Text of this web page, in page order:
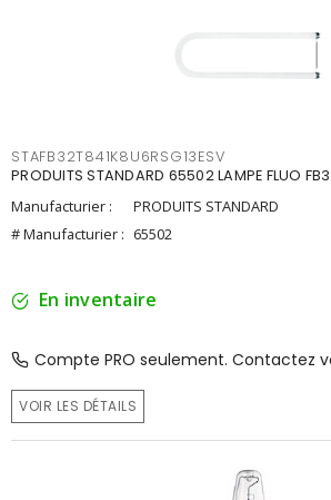
STAFB32T841K8U6RSG13ESV
PRODUITS STANDARD 65502 LAMPE FLUO
Manufacturier :
PRODUITS STANDARD
# Manufacturier : 65502
En inventaire
Compte PRO seulement. Contactez
VOIR LES DÉTAILS